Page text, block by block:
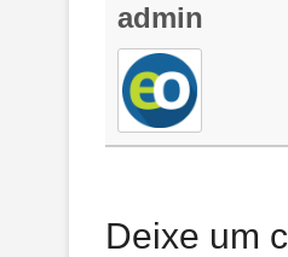
admin
Deixe um